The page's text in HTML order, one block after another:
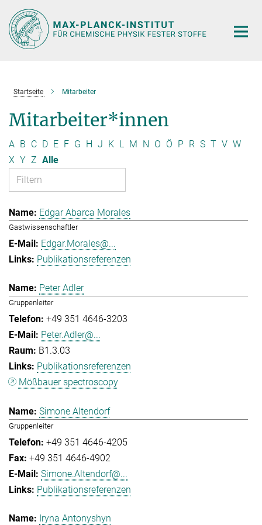
Hauptinhalt
Startseite Mitarbeiter
Mitarbeiter*innen
A B C D E F G H J K L M N O Ö P R S T V W
X Y Z Alle
Edgar Abarca Morales
Gastwissenschaftler
Edgar.Morales@...
Publikationsreferenzen
Peter Adler
Gruppenleiter
+49 351 4646-3203
Peter.Adler@...
B1.3.03
Publikationsreferenzen
Mößbauer spectroscopy
Simone Altendorf
Gruppenleiter
+49 351 4646-4205
+49 351 4646-4902
Simone.Altendorf@...
Publikationsreferenzen
Iryna Antonyshyn